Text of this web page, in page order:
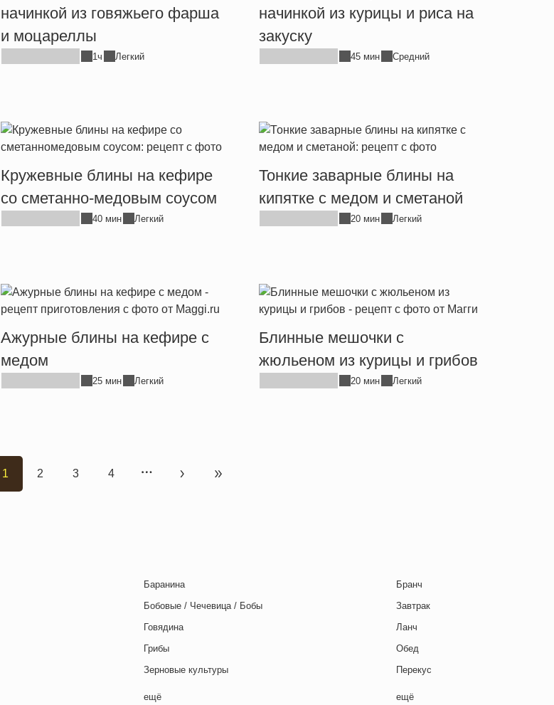
начинкой из говяжьего фарша
и моцареллы
1ч Легкий
начинкой из курицы и риса на
закуску
45 мин Средний
Кружевные блины на кефире
со сметанно-медовым соусом
40 мин Легкий
Тонкие заварные блины на
кипятке с медом и сметаной
20 мин Легкий
Ажурные блины на кефире с
медом
25 мин Легкий
Блинные мешочки с
жюльеном из курицы и грибов
20 мин Легкий
Текущая страница
1
Страница
2
Страница
3
Страница
4
Следующая страница
Последняя страница
Баранина
Бобовые / Чечевица / Бобы
Говядина
Грибы
Зерновые культуры
Картофель
ещё
Бранч
Завтрак
Ланч
Обед
Перекус
Полдник
ещё